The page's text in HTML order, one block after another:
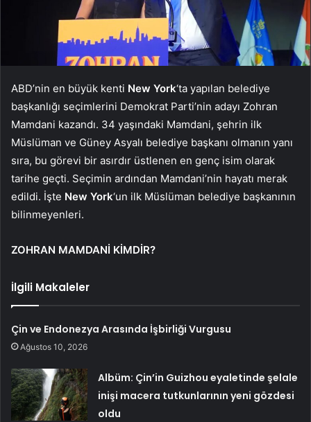
ABD’nin en büyük kenti New York‘ta yapılan belediye
başkanlığı seçimlerini Demokrat Parti’nin adayı Zohran
Mamdani kazandı. 34 yaşındaki Mamdani, şehrin ilk
Müslüman ve Güney Asyalı belediye başkanı olmanın yanı
sıra, bu görevi bir asırdır üstlenen en genç isim olarak
tarihe geçti. Seçimin ardından Mamdani’nin hayatı merak
edildi. İşte New York‘un ilk Müslüman belediye başkanının
bilinmeyenleri.
ZOHRAN MAMDANİ KİMDİR?
İlgili Makaleler
Çin ve Endonezya Arasında İşbirliği Vurgusu
Ağustos 10, 2026
Albüm: Çin’in Guizhou eyaletinde şelale
inişi macera tutkunlarının yeni gözdesi
oldu